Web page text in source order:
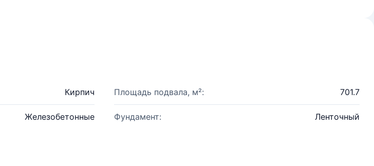
Кирпич Площадь подвала, м²: 701.7
Железобетонные Фундамент: Ленточный